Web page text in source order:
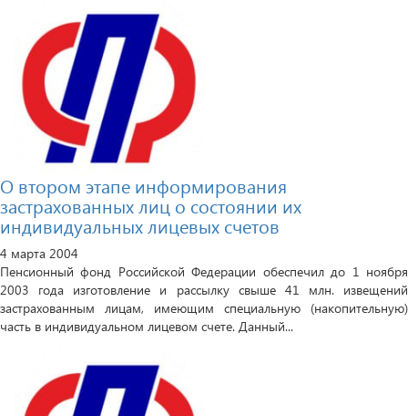
О втором этапе информирования
застрахованных лиц о состоянии их
индивидуальных лицевых счетов
4 марта 2004
Пенсионный фонд Российской Федерации обеспечил до 1 ноября
2003 года изготовление и рассылку свыше 41 млн. извещений
застрахованным лицам, имеющим специальную (накопительную)
часть в индивидуальном лицевом счете. Данный...